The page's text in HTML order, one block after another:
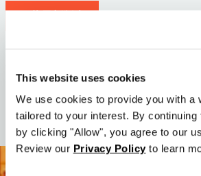
This website uses cookies
We use cookies to provide you with a
tailored to your interest. By continuing
by clicking "Allow", you agree to our
Review our Privacy Policy to learn
大小: 71.5 MB
日期: 2026-05-05